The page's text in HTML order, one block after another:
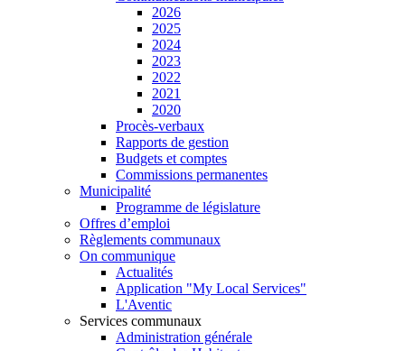
2026
2025
2024
2023
2022
2021
2020
Procès-verbaux
Rapports de gestion
Budgets et comptes
Commissions permanentes
Municipalité
Programme de législature
Offres d’emploi
Règlements communaux
On communique
Actualités
Application "My Local Services"
L'Aventic
Services communaux
Administration générale